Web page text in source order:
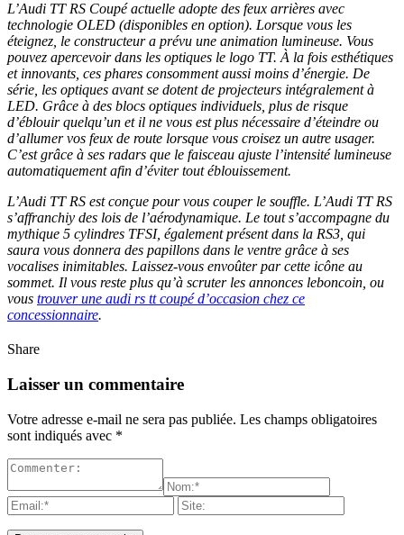
L’Audi TT RS Coupé actuelle adopte des feux arrières avec
technologie OLED (disponibles en option). Lorsque vous les
éteignez, le constructeur a prévu une animation lumineuse. Vous
pouvez apercevoir dans les optiques le logo TT. À la fois esthétiques
et innovants, ces phares consomment aussi moins d’énergie. De
série, les optiques avant se dotent de projecteurs intégralement à
LED. Grâce à des blocs optiques individuels, plus de risque
d’éblouir quelqu’un et il ne vous est plus nécessaire d’éteindre ou
d’allumer vos feux de route lorsque vous croisez un autre usager.
C’est grâce à ses radars que le faisceau ajuste l’intensité lumineuse
automatiquement afin d’éviter tout éblouissement.
L’Audi TT RS est conçue pour vous couper le souffle. L’Audi TT RS
s’affranchiy des lois de l’aérodynamique. Le tout s’accompagne du
mythique 5 cylindres TFSI, également présent dans la RS3, qui
saura vous donnera des papillons dans le ventre grâce à ses
vocalises inimitables. Laissez-vous envoûter par cette icône au
sommet. Il vous reste plus qu’à scruter les annonces leboncoin, ou
vous trouver une audi rs tt coupé d’occasion chez ce
concessionnaire.
Share
Laisser un commentaire
Votre adresse e-mail ne sera pas publiée. Les champs obligatoires
sont indiqués avec *